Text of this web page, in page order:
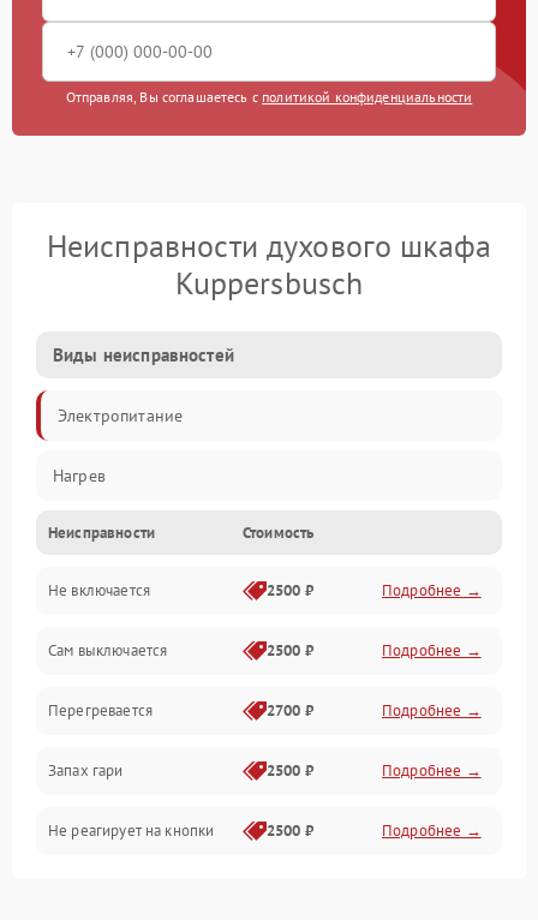
Отправляя, Вы соглашаетесь с политикой конфиденциальности
Неисправности духового шкафа
Kuppersbusch
Виды неисправностей
Электропитание
Нагрев
Неисправности Стоимость
Не включается 2500 ₽ Подробнее →
Сам выключается 2500 ₽ Подробнее →
Перегревается 2700 ₽ Подробнее →
Запах гари 2500 ₽ Подробнее →
Не реагирует на кнопки 2500 ₽ Подробнее →